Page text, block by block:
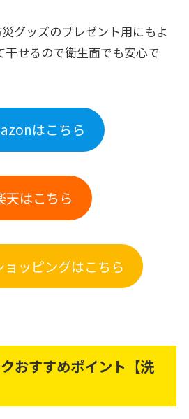
グッズのプレゼント用にもよ
干せるので衛生面でも安心で
はこちら
天はこちら
ョッピングはこちら
おすすめポイント【洗